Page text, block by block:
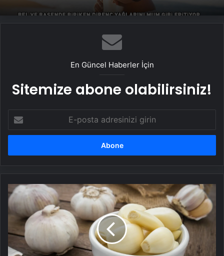
En Güncel Haberler İçin
Sitemize abone olabilirsiniz!
posta
adresinizi
Sarımsağın
Saça
Faydaları
Sarımsağın
Faydaları